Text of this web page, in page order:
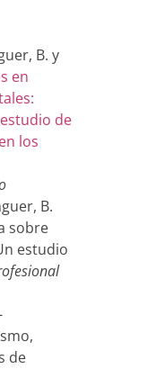
B. y
en
de
los
B.
sobre
estudio
de